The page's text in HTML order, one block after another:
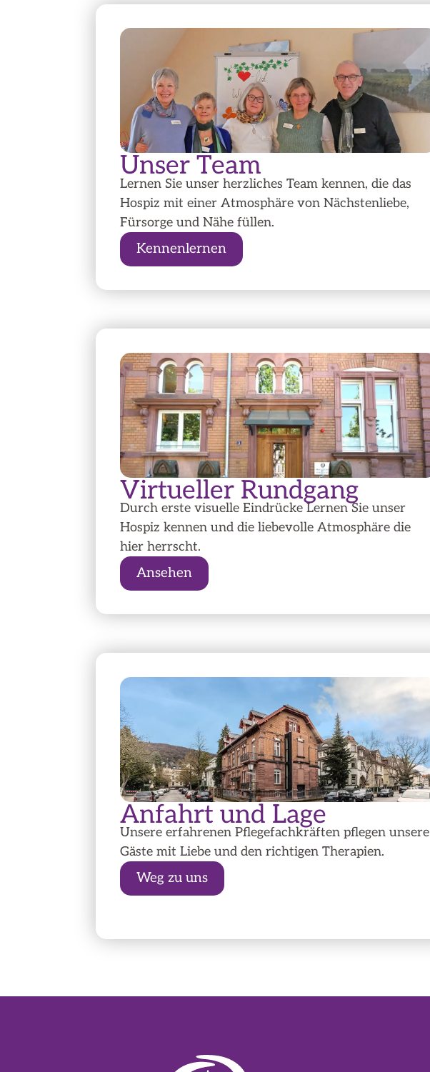
Unser Team
Lernen Sie unser herzliches Team kennen, die das
Hospiz mit einer Atmosphäre von Nächstenliebe,
Fürsorge und Nähe füllen.
Kennenlernen
Virtueller Rundgang
Durch erste visuelle Eindrücke Lernen Sie unser
Hospiz kennen und die liebevolle Atmosphäre die
hier herrscht.
Ansehen
Anfahrt und Lage
Unsere erfahrenen Pflegefachkräften pflegen unsere
Gäste mit Liebe und den richtigen Therapien.
Weg zu uns